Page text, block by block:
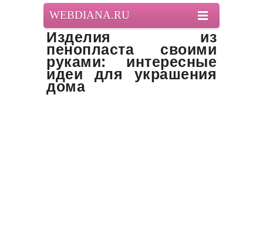
WEBDIANA.RU
Изделия из
пенопласта своими
руками: интересные
идеи для украшения
дома